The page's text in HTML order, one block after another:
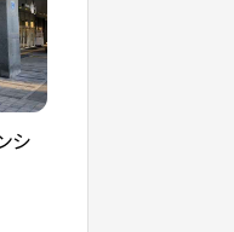
シ